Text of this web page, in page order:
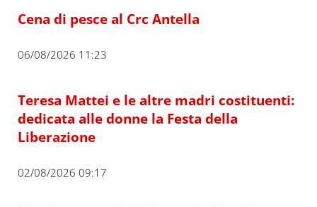
Cena di pesce al Crc Antella
06/08/2026 11:23
Teresa Mattei e le altre madri costituenti:
dedicata alle donne la Festa della
Liberazione
02/08/2026 09:17